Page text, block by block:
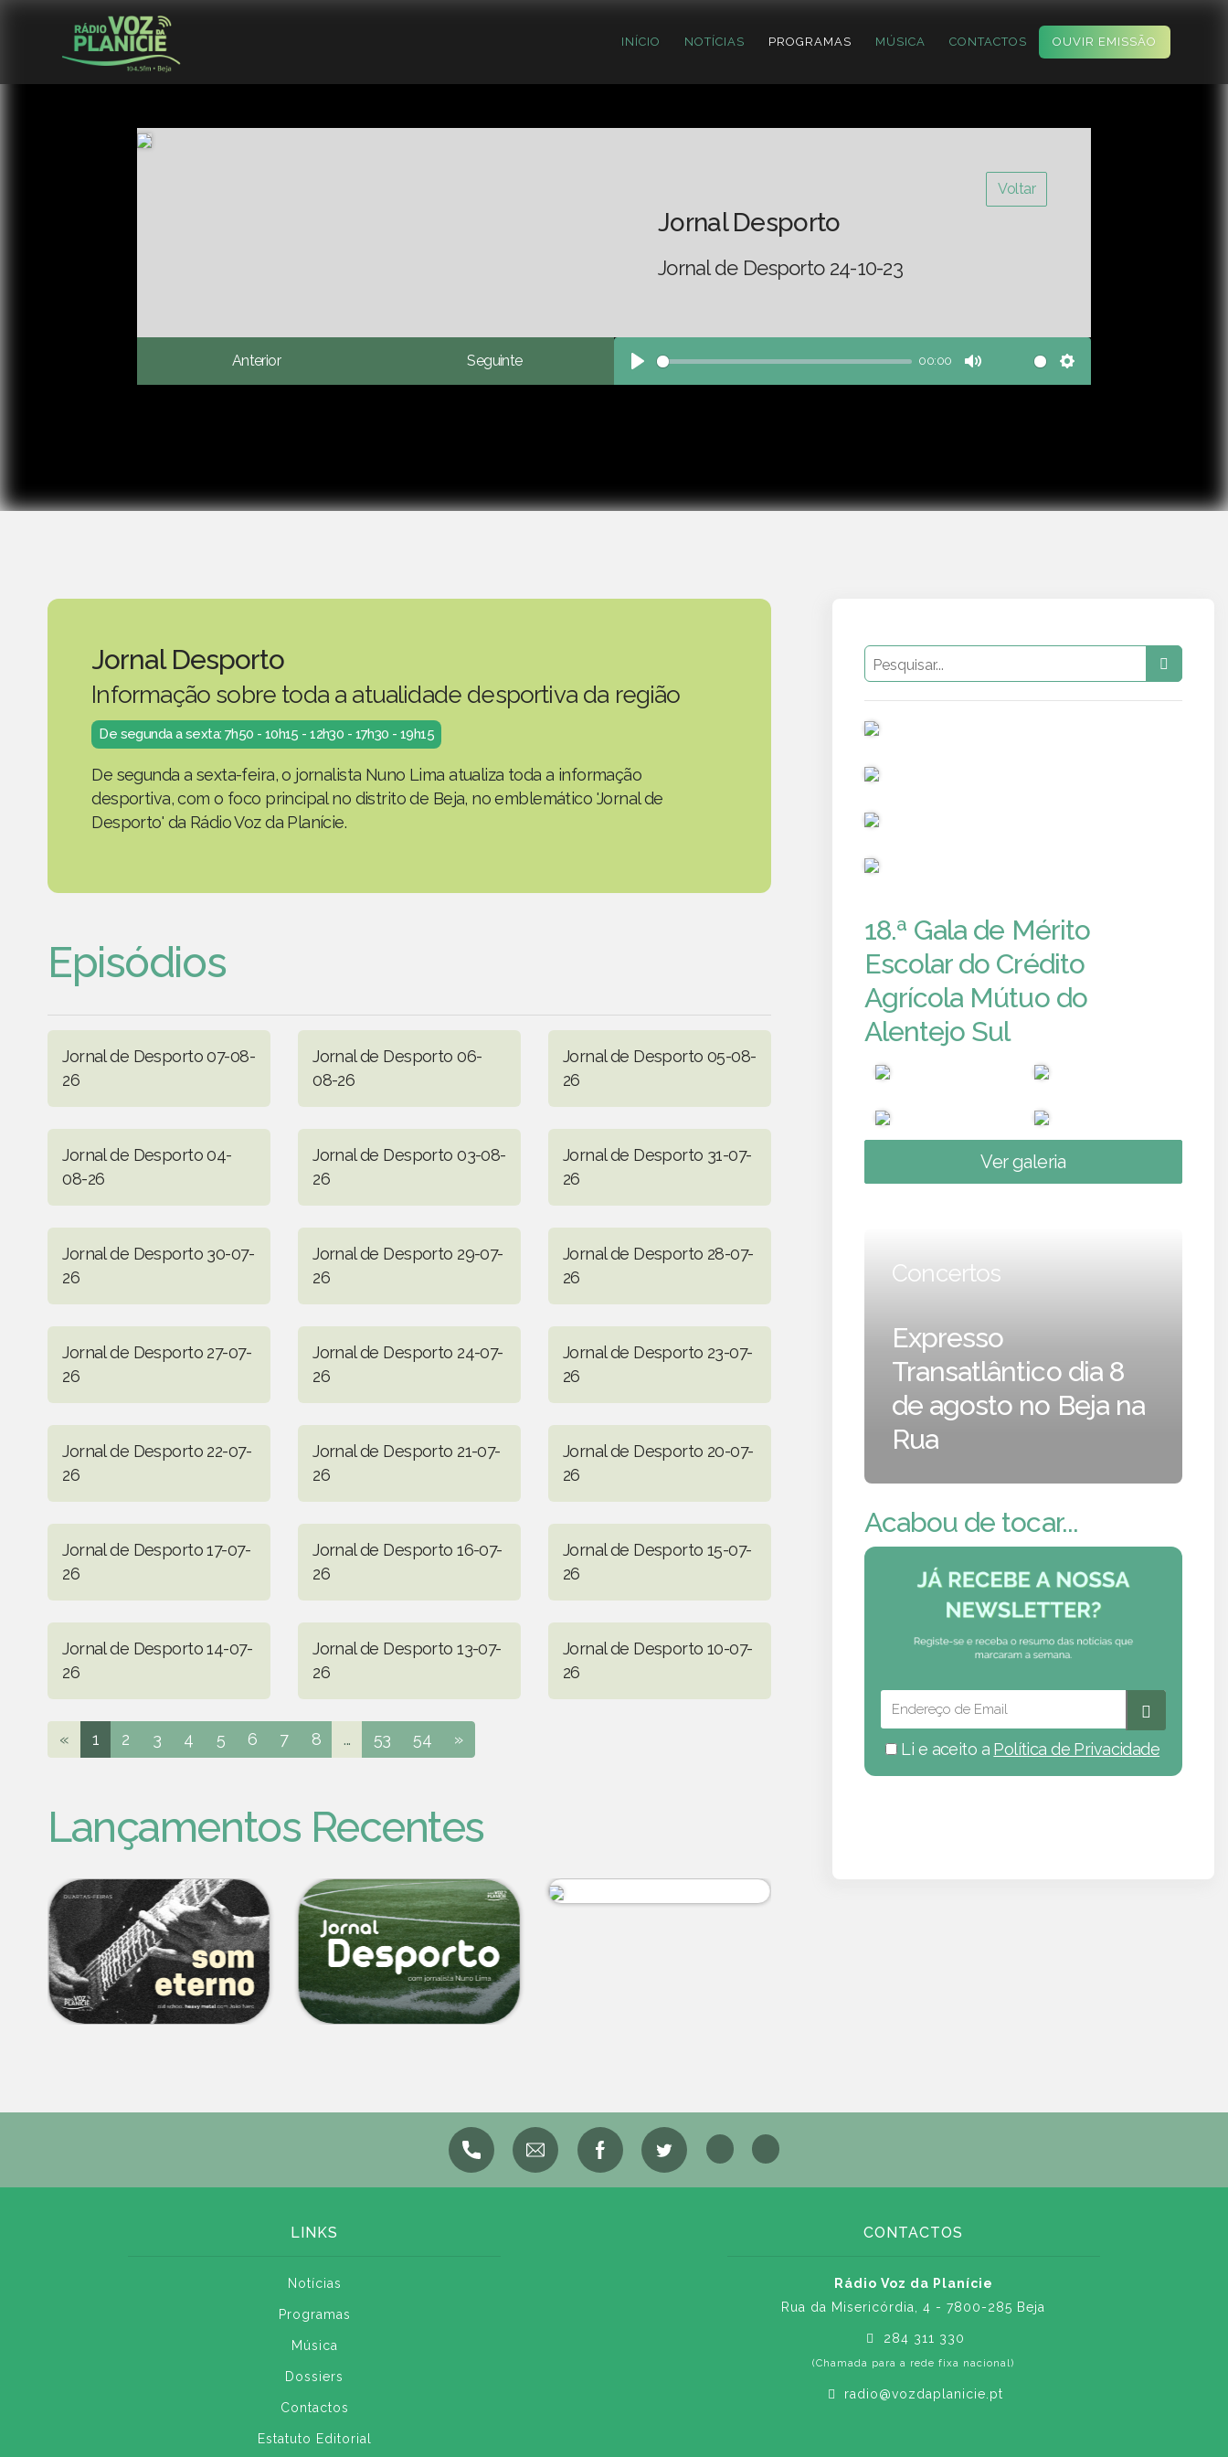
INÍCIO NOTÍCIAS PROGRAMAS MÚSICA CONTACTOS OUVIR EMISSÃO
Voltar
Jornal Desporto
Jornal de Desporto 24-10-23
Anterior Seguinte
Play
00:00
Mute Settings
Jornal Desporto
Informação sobre toda a atualidade desportiva da região
De segunda a sexta: 7h50 - 10h15 - 12h30 - 17h30 - 19h15
De segunda a sexta-feira, o jornalista Nuno Lima atualiza toda a informação
desportiva, com o foco principal no distrito de Beja, no emblemático 'Jornal de
Desporto' da Rádio Voz da Planície.
Episódios
Jornal de Desporto 07-08-
26
Jornal de Desporto 06-
08-26
Jornal de Desporto 05-08-
26
Jornal de Desporto 04-
08-26
Jornal de Desporto 03-08-
26
Jornal de Desporto 31-07-
26
Jornal de Desporto 30-07-
26
Jornal de Desporto 29-07-
26
Jornal de Desporto 28-07-
26
Jornal de Desporto 27-07-
26
Jornal de Desporto 24-07-
26
Jornal de Desporto 23-07-
26
Jornal de Desporto 22-07-
26
Jornal de Desporto 21-07-
26
Jornal de Desporto 20-07-
26
Jornal de Desporto 17-07-
26
Jornal de Desporto 16-07-
26
Jornal de Desporto 15-07-
26
Jornal de Desporto 14-07-
26
Jornal de Desporto 13-07-
26
Jornal de Desporto 10-07-
26
« 1 2 3 4 5 6 7 8 ... 53 54 »
Lançamentos Recentes
18.ª Gala de Mérito
Escolar do Crédito
Agrícola Mútuo do
Alentejo Sul
Ver galeria
Concertos
Expresso
Transatlântico dia 8
de agosto no Beja na
Rua
Acabou de tocar...
Li e aceito a Política de Privacidade
LINKS
Notícias
Programas
Música
Dossiers
Contactos
Estatuto Editorial
CONTACTOS
Rádio Voz da Planície
Rua da Misericórdia, 4 - 7800-285 Beja
284 311 330
(Chamada para a rede fixa nacional)
radio@vozdaplanicie.pt